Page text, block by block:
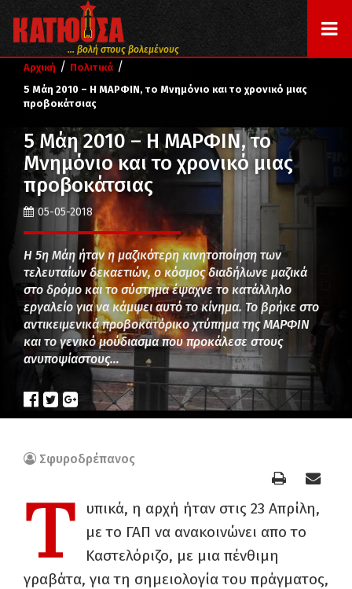
... βολή στους βολεμένους
Αρχική / Πολιτικά /
5 Μάη 2010 – Η ΜΑΡΦΙΝ, το Μνημόνιο και το χρονικό μιας
προβοκάτσιας
5 Μάη 2010 – Η ΜΑΡΦΙΝ, το
Μνημόνιο και το χρονικό μιας
προβοκάτσιας
05-05-2018
Η 5η Μάη ήταν η μαζικότερη κινητοποίηση των
τελευταίων δεκαετιών, ο κόσμος διαδήλωνε μαζικά
στο δρόμο και το σύστημα έψαχνε το κατάλληλο
εργαλείο για να κάμψει αυτό το κίνημα. Το βρήκε στο
αντικειμενικά προβοκατόρικο χτύπημα της ΜΑΡΦΙΝ
και το γενικό μούδιασμα που προκάλεσε στους
ανυποψίαστους…
Σφυροδρέπανος
Τ
υπικά, η αρχή ήταν στις 23 Απρίλη,
με το ΓΑΠ να ανακοινώνει απο το
Καστελόριζο, με μια πένθιμη
γραβάτα, για τη σημειολογία του πράγματος,